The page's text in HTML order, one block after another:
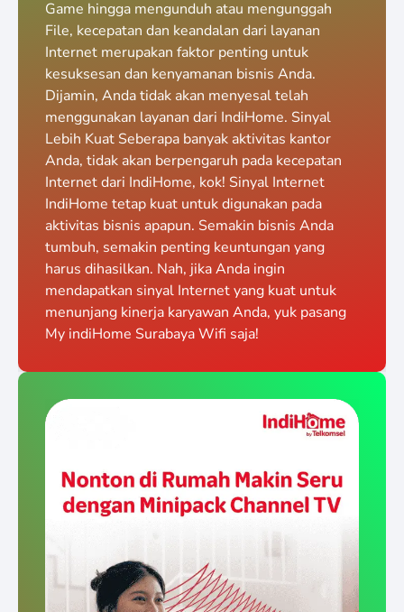
Game hingga mengunduh atau mengunggah
File, kecepatan dan keandalan dari layanan
Internet merupakan faktor penting untuk
kesuksesan dan kenyamanan bisnis Anda.
Dijamin, Anda tidak akan menyesal telah
menggunakan layanan dari IndiHome. Sinyal
Lebih Kuat Seberapa banyak aktivitas kantor
Anda, tidak akan berpengaruh pada kecepatan
Internet dari IndiHome, kok! Sinyal Internet
IndiHome tetap kuat untuk digunakan pada
aktivitas bisnis apapun. Semakin bisnis Anda
tumbuh, semakin penting keuntungan yang
harus dihasilkan. Nah, jika Anda ingin
mendapatkan sinyal Internet yang kuat untuk
menunjang kinerja karyawan Anda, yuk pasang
My indiHome Surabaya Wifi saja!